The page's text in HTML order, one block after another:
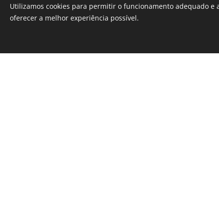
Utilizamos cookies para permitir o funcionamento adequado e
oferecer a melhor experiência possível.